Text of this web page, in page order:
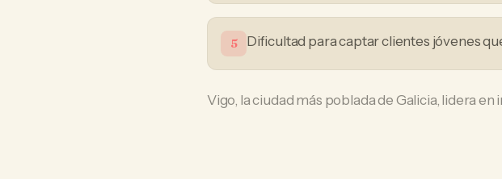
5 Dificultad para captar clientes jóvenes
Vigo, la ciudad más poblada de Galicia, lidera